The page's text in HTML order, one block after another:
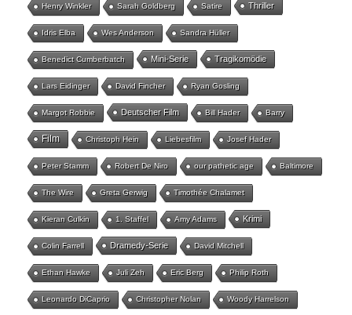
Henry Winkler Sarah Goldberg Satire Thriller
Idris Elba Wes Anderson Sandra Hüller
Benedict Cumberbatch Mini-Serie Tragikomödie
Lars Eidinger David Fincher Ryan Gosling
Margot Robbie Deutscher Film Bill Hader Barry
Film Christoph Hein Liebesfilm Josef Hader
Peter Stamm Robert De Niro our pathetic age Baltimore
The Wire Greta Gerwig Timothée Chalamet
Kieran Culkin 1. Staffel Amy Adams Krimi
Colin Farrell Dramedy-Serie David Mitchell
Ethan Hawke Juli Zeh Eric Berg Philip Roth
Leonardo DiCaprio Christopher Nolan Woody Harrelson